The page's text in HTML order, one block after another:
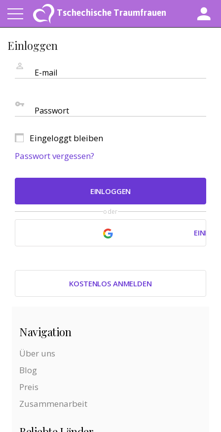
Tschechische Traumfrauen
Einloggen
E-mail
Passwort
Eingeloggt bleiben
Passwort vergessen?
EINLOGGEN
oder
KOSTENLOS ANMELDEN
Navigation
Über uns
Blog
Preis
Zusammenarbeit